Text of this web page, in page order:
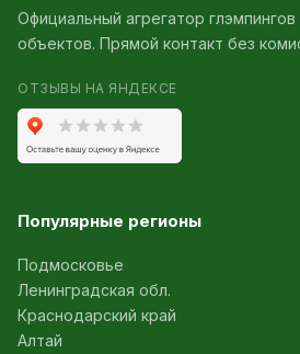
Официальный агрегатор глэмпингов
объектов. Прямой контакт без
ОТЗЫВЫ НА ЯНДЕКСЕ
Популярные регионы
Подмосковье
Ленинградская обл.
Краснодарский край
Алтай